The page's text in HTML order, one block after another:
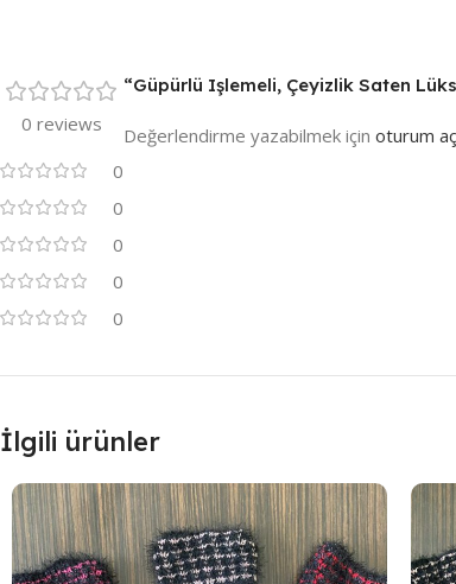
0 reviews
0
0
0
0
0
“Güpürlü Işlemeli, Çeyizlik Saten
Değerlendirme yazabilmek için oturum
İlgili ürünler